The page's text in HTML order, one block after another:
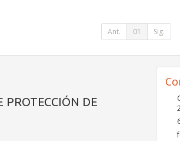
Ant. 01 Sig.
PROTECCIÓN DE